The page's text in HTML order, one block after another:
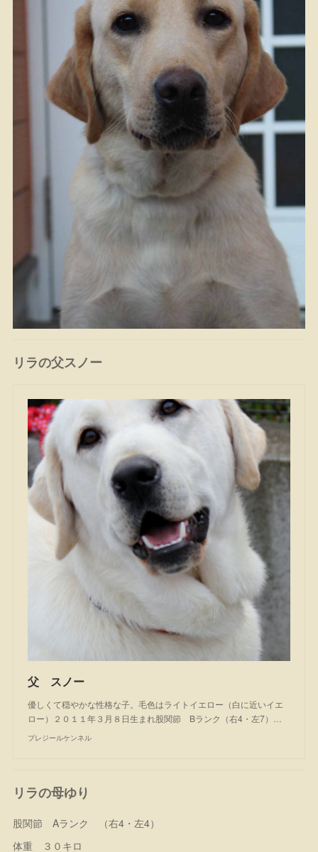
リラの父スノー
父 スノー
優しくて穏やかな性格な子。毛色はライトイエロー（白に近いイエ
ロー）２０１１年３月８日生まれ股関節 Bランク（右4・左7）…
プレジールケンネル
リラの母ゆり
股関節 Aランク （右4・左4）
体重 ３０キロ